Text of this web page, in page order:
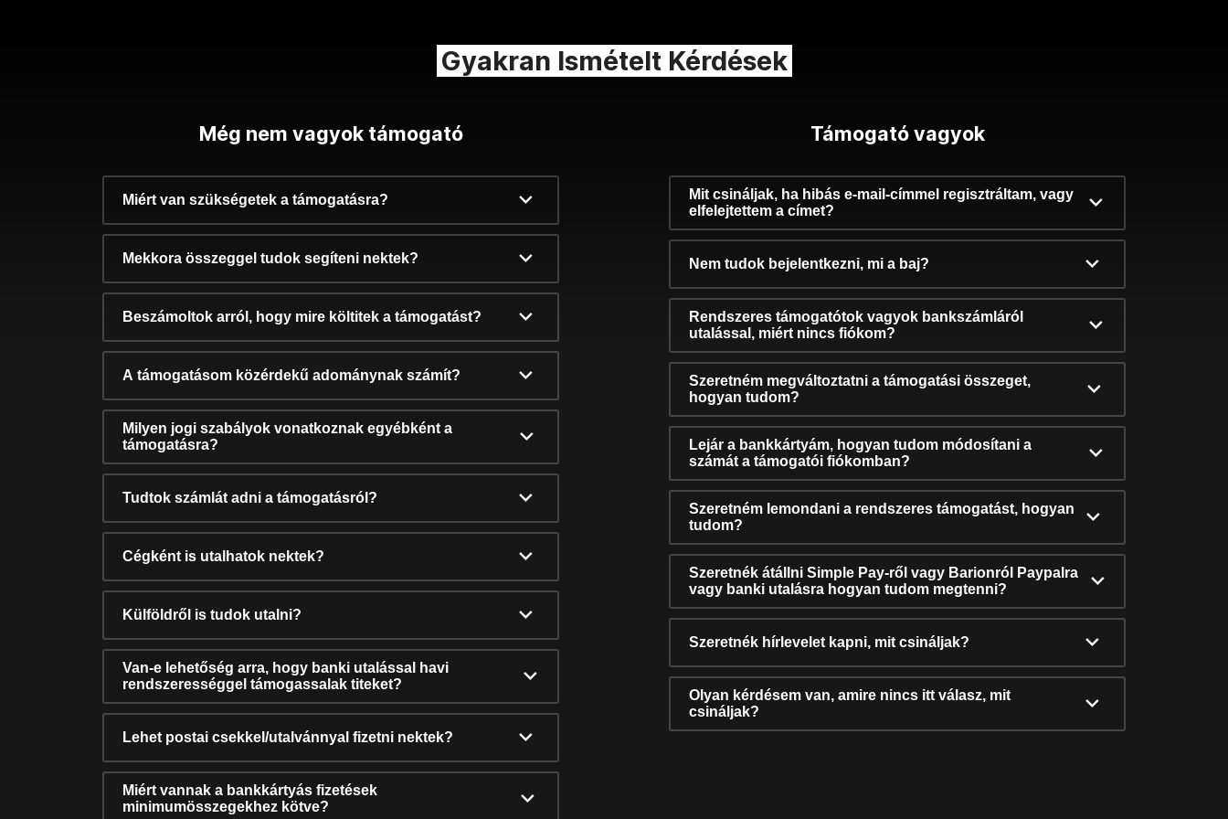
Gyakran Ismételt Kérdések
Még nem vagyok támogató
Miért van szükségetek a támogatásra?
Mekkora összeggel tudok segíteni nektek?
Beszámoltok arról, hogy mire költitek a támogatást?
A támogatásom közérdekű adománynak számít?
Milyen jogi szabályok vonatkoznak egyébként a
támogatásra?
Tudtok számlát adni a támogatásról?
Cégként is utalhatok nektek?
Külföldről is tudok utalni?
Van-e lehetőség arra, hogy banki utalással havi
rendszerességgel támogassalak titeket?
Lehet postai csekkel/utalvánnyal fizetni nektek?
Miért vannak a bankkártyás fizetések
minimumösszegekhez kötve?
Támogató vagyok
Mit csináljak, ha hibás e-mail-címmel regisztráltam, vagy
elfelejtettem a címet?
Nem tudok bejelentkezni, mi a baj?
Rendszeres támogatótok vagyok bankszámláról
utalással, miért nincs fiókom?
Szeretném megváltoztatni a támogatási összeget,
hogyan tudom?
Lejár a bankkártyám, hogyan tudom módosítani a
számát a támogatói fiókomban?
Szeretném lemondani a rendszeres támogatást, hogyan
tudom?
Szeretnék átállni Simple Pay-ről vagy Barionról Paypalra
vagy banki utalásra hogyan tudom megtenni?
Szeretnék hírlevelet kapni, mit csináljak?
Olyan kérdésem van, amire nincs itt válasz, mit
csináljak?